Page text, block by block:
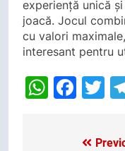
experiență unică
joacă. Jocul
cu valori
interesant pentru